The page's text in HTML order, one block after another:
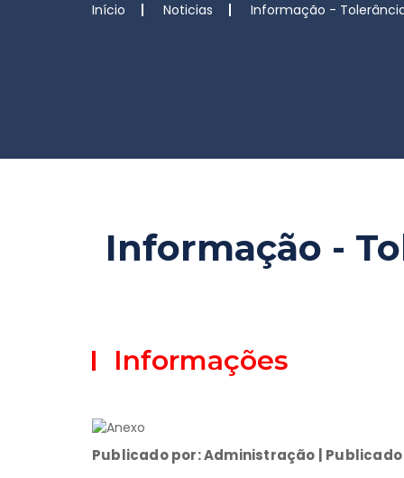
Início Noticias Informação -
Informação -
Informações
Publicado por: Administração | Publicado